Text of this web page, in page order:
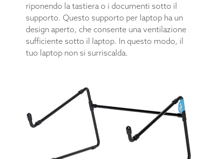
riponendo la tastiera o i documenti sotto il
supporto. Questo supporto per laptop ha un
design aperto, che consente una ventilazione
sufficiente sotto il laptop. In questo modo, il
tuo laptop non si surriscalda.